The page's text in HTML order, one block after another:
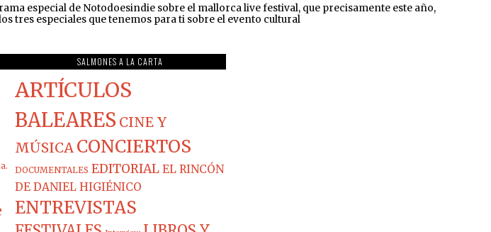
especial de Notodoesindie sobre el mallorca live festival, que precisamente este año,
tres especiales que tenemos para ti sobre el evento cultural
SALMONES A LA CARTA
ARTÍCULOS
BALEARES CINE Y
MÚSICA CONCIERTOS
DOCUMENTALES EDITORIAL EL RINCÓN
DE DANIEL HIGIÉNICO
ENTREVISTAS